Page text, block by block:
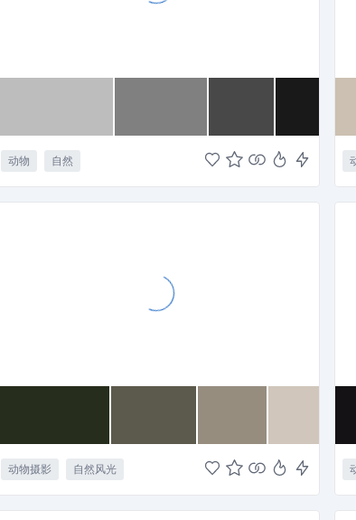
动物 自然
动物摄影 自然风光